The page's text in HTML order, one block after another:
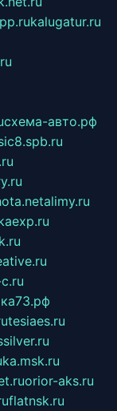
kalugatur.ru
схема-авто.рф
alimy.ru
tesiaes.ru
orior-aks.ru
flatnsk.ru